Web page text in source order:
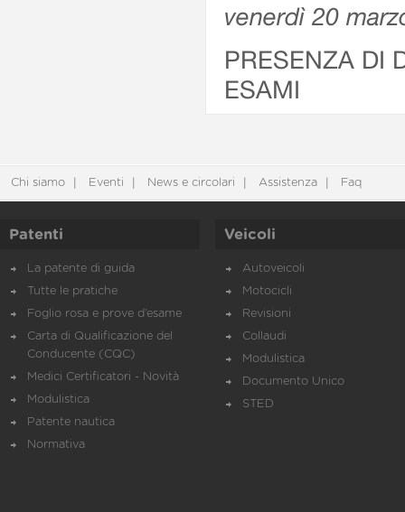
venerdì 20
PRESENZA DI
ESAMI
Chi siamo Eventi News e circolari Assistenza Faq
Patenti
La patente di guida
Tutte le pratiche
Foglio rosa e prove d’esame
Carta di Qualificazione del
Conducente (CQC)
Medici Certificatori - Novità
Modulistica
Patente nautica
Normativa
Veicoli
Autoveicoli
Motocicli
Revisioni
Collaudi
Modulistica
Documento Unico
STED